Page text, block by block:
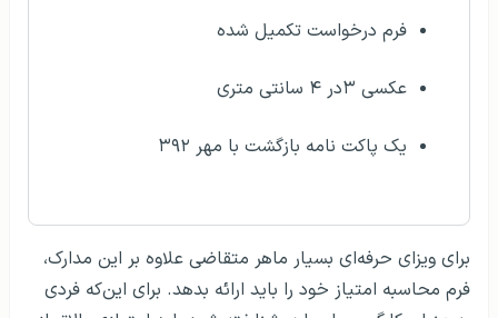
فرم درخواست تکمیل شده
عکسی ۳در ۴ سانتی متری
یک پاکت نامه بازگشت با مهر ۳۹۲
برای ویزای حرفه‌ای بسیار ماهر متقاضی علاوه بر این مدارک،
فرم محاسبه امتیاز خود را باید ارائه بدهد. برای این‌که فردی